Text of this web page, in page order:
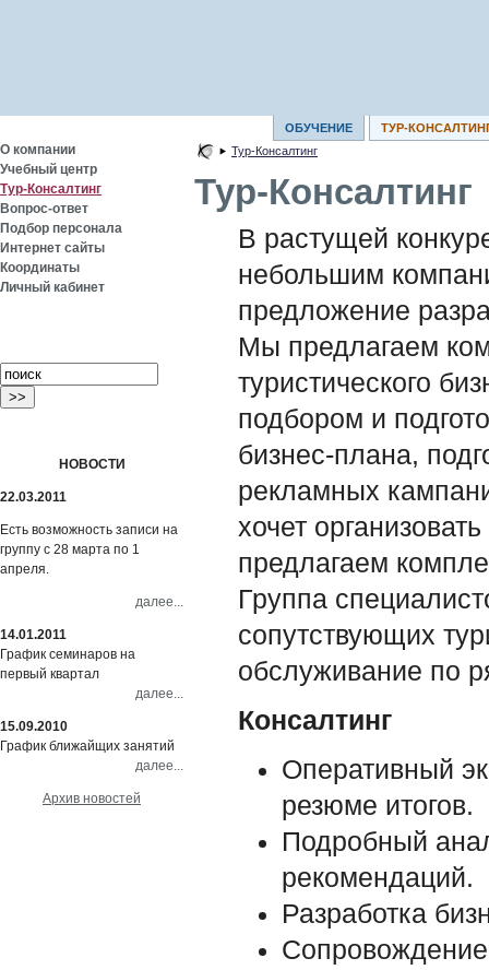
ОБУЧЕНИЕ ТУР-
О компании
Учебный центр
Тур-Консалтинг
Вопрос-ответ
Подбор персонала
Интернет сайты
Координаты
Личный кабинет
НОВОСТИ
22.03.2011
Есть возможность записи на
группу с 28 марта по 1
апреля.
далее...
14.01.2011
График семинаров на
первый квартал
далее...
15.09.2010
График ближайщих занятий
далее...
Архив новостей
Тур-Консалтинг
Тур-Консалтинг
В растущей
небольшим
предложение
Мы предлагаем
туристического
подбором и
бизнес-плана,
рекламных
хочет
предлагаем
Группа
сопутствующих
обслуживание по
Консалтинг
Оперативный
резюме итогов.
Подробный
рекомендаций.
Разработка